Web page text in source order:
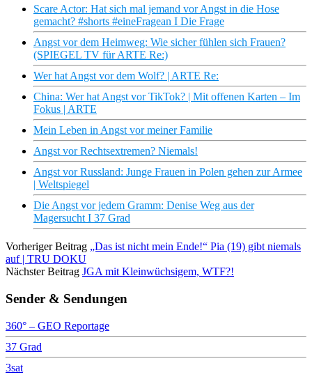
Scare Actor: Hat sich mal jemand vor Angst in die Hose
gemacht? #shorts #eineFragean I Die Frage
Angst vor dem Heimweg: Wie sicher fühlen sich Frauen?
(SPIEGEL TV für ARTE Re:)
Wer hat Angst vor dem Wolf? | ARTE Re:
China: Wer hat Angst vor TikTok? | Mit offenen Karten – Im
Fokus | ARTE
Mein Leben in Angst vor meiner Familie
Angst vor Rechtsextremen? Niemals!
Angst vor Russland: Junge Frauen in Polen gehen zur Armee
| Weltspiegel
Die Angst vor jedem Gramm: Denise Weg aus der
Magersucht I 37 Grad
Vorheriger Beitrag „Das ist nicht mein Ende!“ Pia (19) gibt niemals
auf | TRU DOKU
Nächster Beitrag JGA mit Kleinwüchsigem, WTF?!
Sender & Sendungen
360° – GEO Reportage
37 Grad
3sat